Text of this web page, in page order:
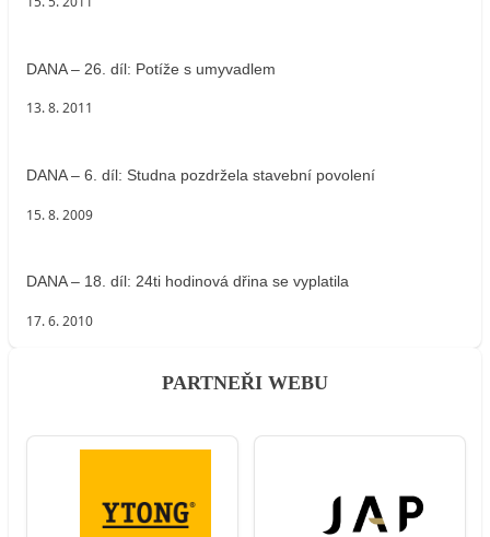
DANA – 26. díl: Potíže s umyvadlem
13. 8. 2011
DANA – 6. díl: Studna pozdržela stavební povolení
15. 8. 2009
DANA – 18. díl: 24ti hodinová dřina se vyplatila
17. 6. 2010
PARTNEŘI WEBU